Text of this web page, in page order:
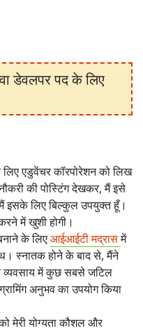
डेवलपर पद के लिए
एडुवेंचर कॉरपोरेशन को लिख
की पोस्टिंग देखकर, मैं इसे
इसके लिए बिल्कुल उपयुक्त हूँ।
में खुशी होगी।
के लिएआईआईटी मद्रासमें
स्नातक होने के बाद से, मैंने
व्यवसाय में कुछ सबसे जटिल
अनुभव का उपयोग किया
मेरी योग्यता कौशल और